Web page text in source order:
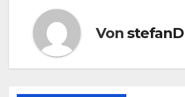
VonstefanD